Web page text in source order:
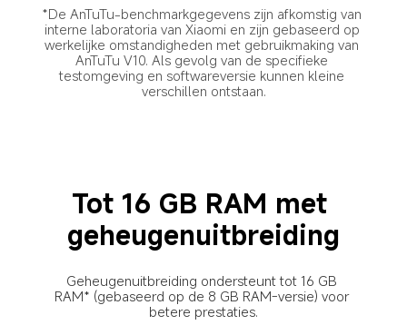
*De AnTuTu-benchmarkgegevens zijn afkomstig van
interne laboratoria van Xiaomi en zijn gebaseerd op
werkelijke omstandigheden met gebruikmaking van
AnTuTu V10. Als gevolg van de specifieke
testomgeving en softwareversie kunnen kleine
verschillen ontstaan.
Tot 16 GB RAM met
geheugenuitbreiding
Geheugenuitbreiding ondersteunt tot 16 GB
RAM* (gebaseerd op de 8 GB RAM-versie) voor
betere prestaties.